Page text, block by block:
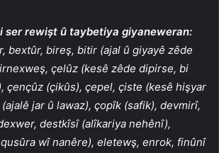
ser rewişt û taybetiya giyaneweran:
bextûr, bireş, bitir (ajal û giyayê zêde
çelûz (kesê zêde dipirse, bi
çençûz (çikûs), çepel, çiste (kesê hişyar
jar û lawaz), çopîk (safik), devmirî,
destkîsî (alîkariya nehênî),
wî nanêre), eletewş, enrok, finûnî